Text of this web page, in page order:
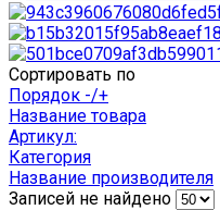
Сортировать по
Порядок -/+
Название товара
Артикул:
Категория
Название производителя
Записей не найдено